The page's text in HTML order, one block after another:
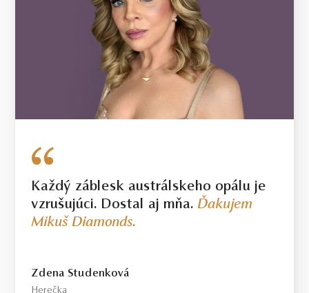
Každý záblesk austrálskeho opálu je
vzrušujúci. Dostal aj mňa.Ďakujem
Mikuš Diamonds.
Zdena Studenková
Herečka